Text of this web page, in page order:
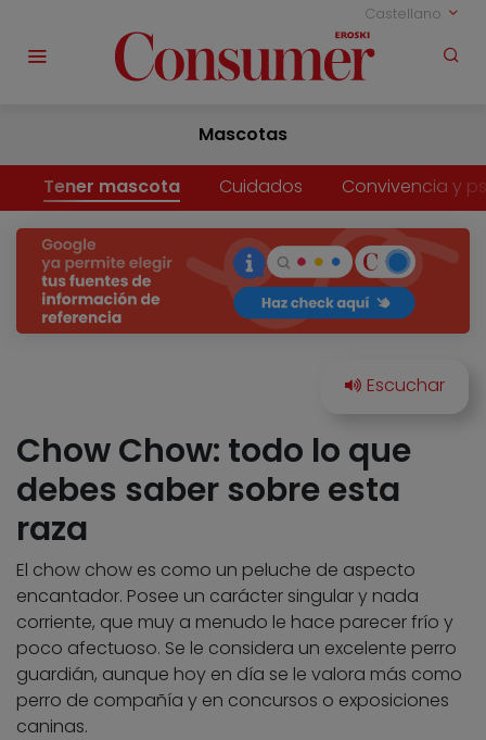
Castellano
Mascotas
Tener mascota Cuidados Convivencia y
Chow Chow: todo lo que
debes saber sobre esta
raza
El chow chow es como un peluche de aspecto
encantador. Posee un carácter singular y nada
corriente, que muy a menudo le hace parecer frío y
poco afectuoso. Se le considera un excelente perro
guardián, aunque hoy en día se le valora más como
perro de compañía y en concursos o exposiciones
caninas.